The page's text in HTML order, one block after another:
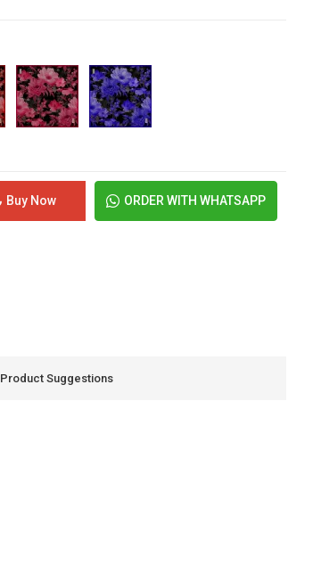
Buy Now ORDER WITH WHATSAPP
Product Suggestions